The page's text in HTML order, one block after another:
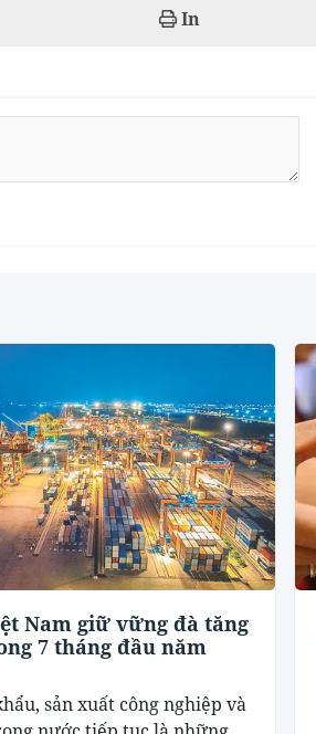
In
Nam giữ vững đà tăng
7 tháng đầu năm
sản xuất công nghiệp và